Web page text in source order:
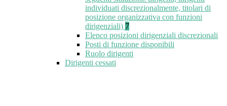
individuati discrezionalmente, titolari di
posizione organizzativa con funzioni
dirigenziali) 7
Elenco posizioni dirigenziali discrezionali
Posti di funzione disponibili
Ruolo dirigenti
Dirigenti cessati